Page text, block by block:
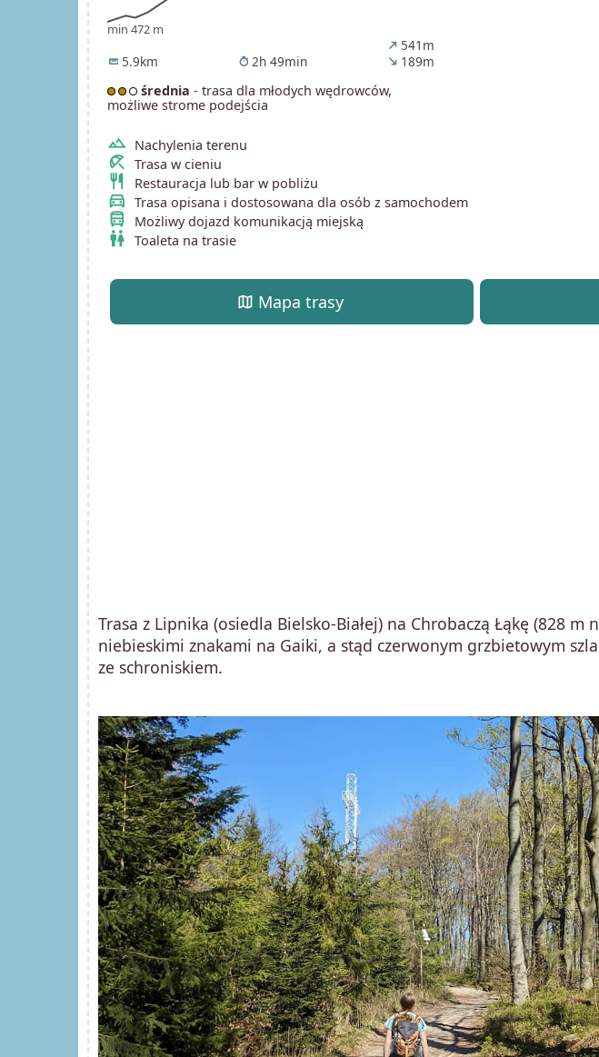
min 472 m
straighten 5.9km timer 2h 49min
north_east541m
south_east189m
średnia - trasa dla młodych wędrowców,
możliwe strome podejścia
terrain Nachylenia terenu
beach_access Trasa w cieniu
restaurant Restauracja lub bar w pobliżu
directions_car Trasa opisana i dostosowana dla osób z samochodem
directions_bus Możliwy dojazd komunikacją miejską
wc Toaleta na trasie
map Mapa trasy
Trasa z Lipnika (osiedla Bielsko-Białej) na Chrobaczą Łąkę (828
niebieskimi znakami na Gaiki, a stąd czerwonym grzbietowym
ze schroniskiem.